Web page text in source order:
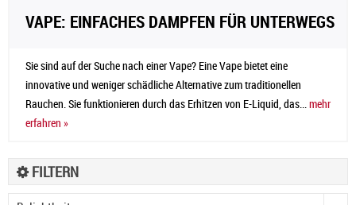
VAPE: EINFACHES DAMPFEN FÜR UNTERWEGS
Sie sind auf der Suche nach einer Vape? Eine Vape bietet eine
innovative und weniger schädliche Alternative zum traditionellen
Rauchen. Sie funktionieren durch das Erhitzen von E-Liquid, das... mehr
erfahren »
FILTERN